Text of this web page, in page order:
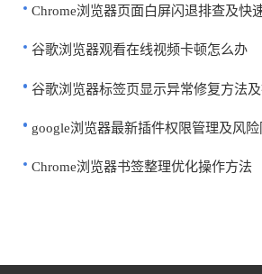
Chrome浏览器页面白屏闪退排查及快
谷歌浏览器观看在线视频卡顿怎么办
谷歌浏览器标签页显示异常修复方法
google浏览器最新插件权限管理及风
Chrome浏览器书签整理优化操作方法